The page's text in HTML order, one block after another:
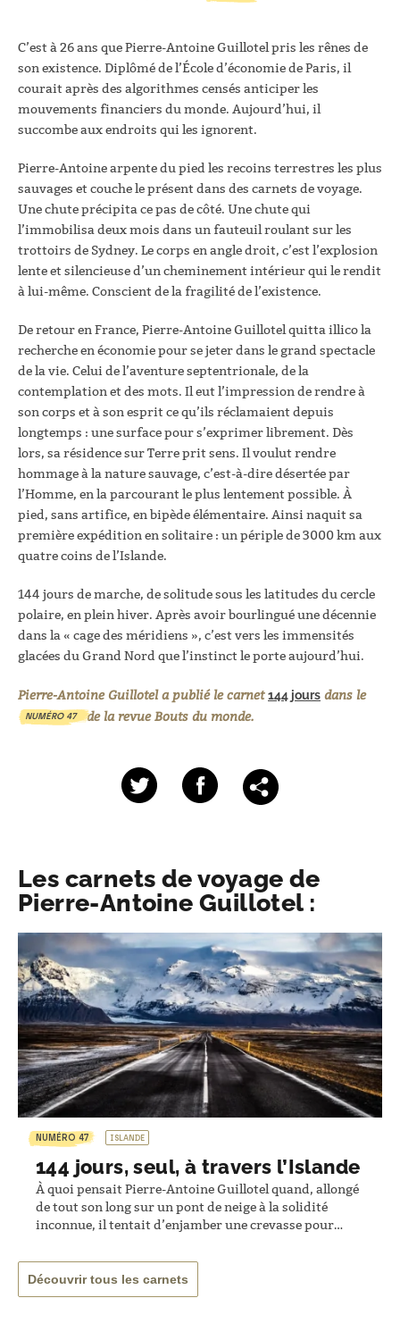
C’est à 26 ans que Pierre-Antoine Guillotel pris les rênes de
son existence. Diplômé de l’École d’économie de Paris, il
courait après des algorithmes censés anticiper les
mouvements financiers du monde. Aujourd’hui, il
succombe aux endroits qui les ignorent.
Pierre-Antoine arpente du pied les recoins terrestres les plus
sauvages et couche le présent dans des carnets de voyage.
Une chute précipita ce pas de côté. Une chute qui
l’immobilisa deux mois dans un fauteuil roulant sur les
trottoirs de Sydney. Le corps en angle droit, c’est l’explosion
lente et silencieuse d’un cheminement intérieur qui le rendit
à lui-même. Conscient de la fragilité de l’existence.
De retour en France, Pierre-Antoine Guillotel quitta illico la
recherche en économie pour se jeter dans le grand spectacle
de la vie. Celui de l’aventure septentrionale, de la
contemplation et des mots. Il eut l’impression de rendre à
son corps et à son esprit ce qu’ils réclamaient depuis
longtemps : une surface pour s’exprimer librement. Dès
lors, sa résidence sur Terre prit sens. Il voulut rendre
hommage à la nature sauvage, c’est-à-dire désertée par
l’Homme, en la parcourant le plus lentement possible. À
pied, sans artifice, en bipède élémentaire. Ainsi naquit sa
première expédition en solitaire : un périple de 3000 km aux
quatre coins de l’Islande.
144 jours de marche, de solitude sous les latitudes du cercle
polaire, en plein hiver. Après avoir bourlingué une décennie
dans la « cage des méridiens », c’est vers les immensités
glacées du Grand Nord que l’instinct le porte aujourd’hui.
Pierre-Antoine Guillotel a publié le carnet144 jours dans le
NUMÉRO 47 de la revue Bouts du monde.
Les carnets de voyage de
Pierre-Antoine Guillotel :
NUMÉRO 47 ISLANDE
144 jours, seul, à travers l’Islande
À quoi pensait Pierre-Antoine Guillotel quand, allongé
de tout son long sur un pont de neige à la solidité
inconnue, il tentait d’enjamber une crevasse pour
éléments et au temps qui passe, le jeune aventurier, 27
ans, est parti marcher, cinq mois durant, dans les
paysages…
Découvrir tous les carnets